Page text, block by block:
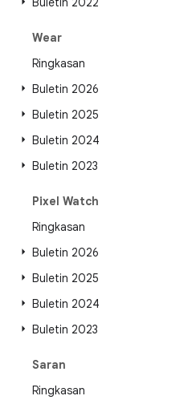
Wear
Ringkasan
Buletin 2026
Buletin 2025
Buletin 2024
Buletin 2023
Pixel Watch
Ringkasan
Buletin 2026
Buletin 2025
Buletin 2024
Buletin 2023
Saran
Ringkasan